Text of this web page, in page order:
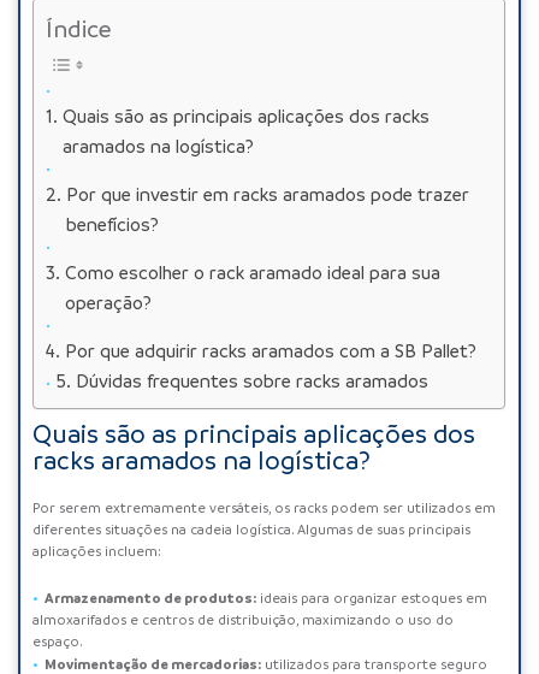
Índice
Quais são as principais aplicações dos racks
aramados na logística?
Por que investir em racks aramados pode trazer
benefícios?
Como escolher o rack aramado ideal para sua
operação?
Por que adquirir racks aramados com a SB Pallet?
Dúvidas frequentes sobre racks aramados
Quais são as principais aplicações dos
racks aramados na logística?
Por serem extremamente versáteis, os racks podem ser utilizados em
diferentes situações na cadeia logística. Algumas de suas principais
aplicações incluem:
Armazenamento de produtos: ideais para organizar estoques em
almoxarifados e centros de distribuição, maximizando o uso do
espaço.
Movimentação de mercadorias: utilizados para transporte seguro